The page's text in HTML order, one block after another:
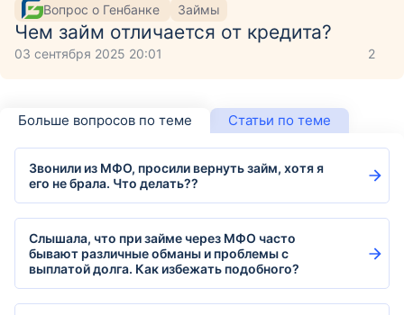
Вопрос о Генбанке Займы
Чем займ отличается от кредита?
03 сентября 2025 20:01 2
Больше вопросов по теме Статьи по теме
Звонили из МФО, просили вернуть займ, хотя я
его не брала. Что делать??
Слышала, что при займе через МФО часто
бывают различные обманы и проблемы с
выплатой долга. Как избежать подобного?